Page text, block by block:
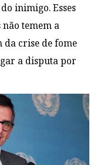
inimigo. Esses
não temem a
da crise de fome
a disputa por